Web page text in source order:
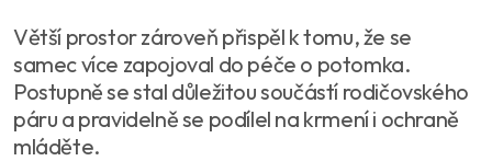
Větší prostor zároveň přispěl k tomu, že se
samec více zapojoval do péče o potomka.
Postupně se stal důležitou součástí rodičovského
páru a pravidelně se podílel na krmení i ochraně
mláděte.